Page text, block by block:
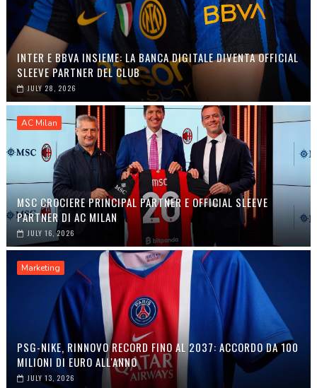
INTER E BBVA INSIEME: LA BANCA DIGITALE DIVENTA OFFICIAL
SLEEVE PARTNER DEL CLUB
JULY 28, 2026
AC Milan
MSC CROCIERE PRINCIPAL PARTNER E OFFICIAL SLEEVE
PARTNER DI AC MILAN
JULY 16, 2026
Marketing
PSG-NIKE, RINNOVO RECORD FINO AL 2037: ACCORDO DA 100
MILIONI DI EURO ALL'ANNO
JULY 13, 2026